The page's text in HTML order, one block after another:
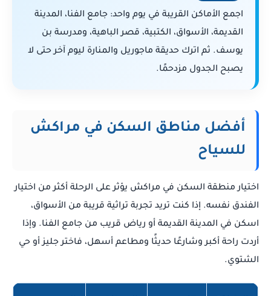
اجمع الأماكن القريبة في يوم واحد: جامع الفنا، المدينة
القديمة، الأسواق، الكتبية، قصر الباهية، ومدرسة بن
يوسف. ثم اترك حديقة ماجوريل والمنارة ليوم آخر حتى لا
يصبح الجدول مزدحمًا.
أفضل مناطق السكن في مراكش
للسياح
اختيار منطقة السكن في مراكش يؤثر على الرحلة أكثر من اختيار
الفندق نفسه. إذا كنت تريد تجربة تراثية قريبة من الأسواق،
اسكن في المدينة القديمة أو رياض قريب من جامع الفنا. وإذا
أردت راحة أكبر وشارعًا حديثًا ومطاعم أسهل، فاختر جليز أو حي
الشتوي.